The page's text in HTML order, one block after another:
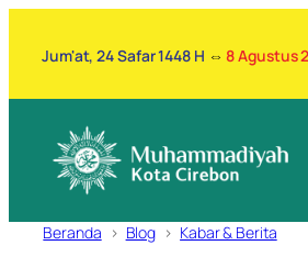
Jum'at, 24 Safar 1448 H ⇔8 Agustus
Beranda Blog Kabar & Berita